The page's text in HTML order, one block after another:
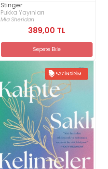
Stinger
Pukka Yayınları
Mia Sheridan
389,00 TL
Sepete Ekle
%27 İNDIRIM